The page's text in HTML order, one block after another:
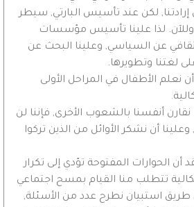
إرادتنا, لكن عند تأسيس البارتي, سيطر
لذا علينا تأسيس مؤسسات
عن السياسي, وعلينا البحث عن
لغتنا وتطويرها.
نعلم الأطفال في المراحل الأولى
نقارن أنفسنا بالشعوب الأخرى, فإننا لن
أن نشكر الأوائل من الذين تركوا
أن الحوارات المفتوحة تؤدي إلى تكرار
تتطلب منا القيام بمسح اجتماعي
طريق استبيان نطرح عدد من الأسئلة,